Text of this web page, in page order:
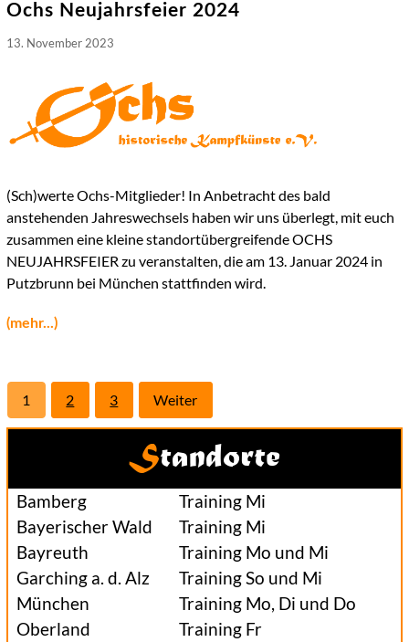
Ochs Neujahrsfeier 2024
13. November 2023
(Sch)werte Ochs-Mitglieder! In Anbetracht des bald
anstehenden Jahreswechsels haben wir uns überlegt, mit euch
zusammen eine kleine standortübergreifende OCHS
NEUJAHRSFEIER zu veranstalten, die am 13. Januar 2024 in
Putzbrunn bei München stattfinden wird.
(mehr...)
Seitennummerierung
Beiträge
1 2 3 Weiter
Standorte
Bamberg
Training Mi
Bayerischer Wald
Training Mi
Bayreuth
Training Mo und Mi
Garching a. d. Alz
Training So und Mi
München
Training Mo, Di und Do
Oberland
Training Fr